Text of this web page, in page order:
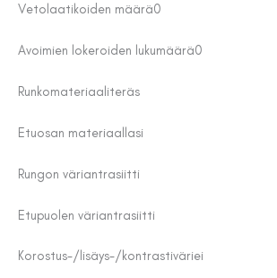
Vetolaatikoiden määrä0
Avoimien lokeroiden lukumäärä0
Runkomateriaaliteräs
Etuosan materiaallasi
Rungon väriantrasiitti
Etupuolen väriantrasiitti
Korostus-/lisäys-/kontrastiväriei